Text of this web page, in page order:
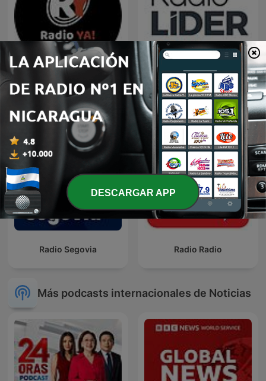
RADIO YA! Radio Líder
Radio Segovia Radio Radio
Más podcasts internacionales de Noticias
DESCARGAR APP